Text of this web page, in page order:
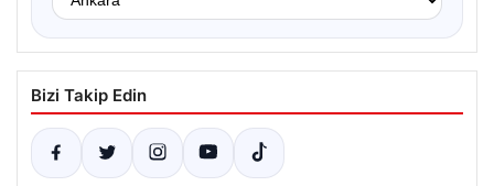
Bizi Takip Edin